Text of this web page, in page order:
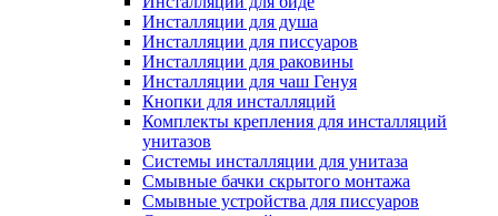
Инсталляции для душа
Инсталляции для писсуаров
Инсталляции для раковины
Инсталляции для чаш Генуя
Кнопки для инсталляций
Комплекты крепления для инсталляций
унитазов
Системы инсталляции для унитаза
Смывные бачки скрытого монтажа
Смывные устройства для писсуаров